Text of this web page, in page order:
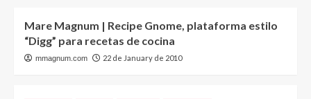
Mare Magnum | Recipe Gnome, plataforma estilo
“Digg” para recetas de cocina
mmagnum.com 22 de January de 2010